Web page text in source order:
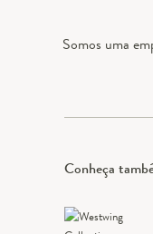
Somos uma
Conheça